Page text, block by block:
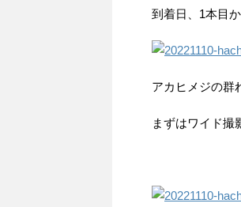
到着日、1本目
アカヒメジの群
まずはワイド撮